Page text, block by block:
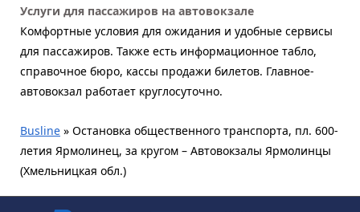
Услуги для пассажиров на автовокзале
Комфортные условия для ожидания и удобные сервисы
для пассажиров. Также есть информационное табло,
справочное бюро, кассы продажи билетов. Главное-
автовокзал работает круглосуточно.
Busline » Остановка общественного транспорта, пл. 600-
летия Ярмолинец, за кругом – Автовокзалы Ярмолинцы
(Хмельницкая обл.)